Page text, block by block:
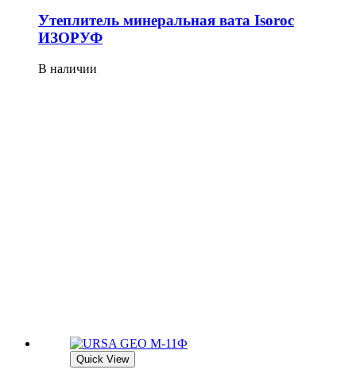
Утеплитель минеральная вата Isoroc
ИЗОРУФ
В наличии
Quick View